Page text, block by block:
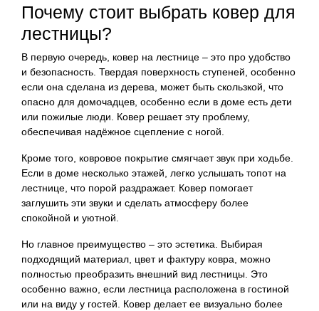
Почему стоит выбрать ковер для
лестницы?
В первую очередь, ковер на лестнице – это про удобство
и безопасность. Твердая поверхность ступеней, особенно
если она сделана из дерева, может быть скользкой, что
опасно для домочадцев, особенно если в доме есть дети
или пожилые люди. Ковер решает эту проблему,
обеспечивая надёжное сцепление с ногой.
Кроме того, ковровое покрытие смягчает звук при ходьбе.
Если в доме несколько этажей, легко услышать топот на
лестнице, что порой раздражает. Ковер помогает
заглушить эти звуки и сделать атмосферу более
спокойной и уютной.
Но главное преимущество – это эстетика. Выбирая
подходящий материал, цвет и фактуру ковра, можно
полностью преобразить внешний вид лестницы. Это
особенно важно, если лестница расположена в гостиной
или на виду у гостей. Ковер делает ее визуально более